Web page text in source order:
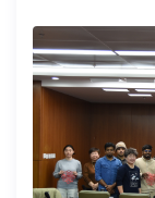
心综合办公室、
障。第八期“探知
高中女生踊跃报
鲁木齐、成都、
次探究型学习营
包装废弃物处理
生物基染料等实